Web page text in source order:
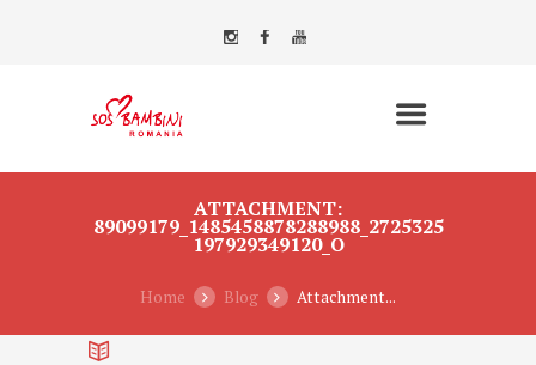
ATTACHMENT:
89099179_1485458878288988_2725325
197929349120_O
Home Blog Attachment...